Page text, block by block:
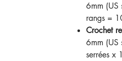
6mm
rangs =
Crochet
6mm (US
serrées x